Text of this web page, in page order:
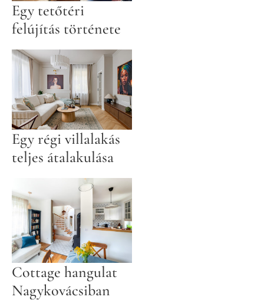
Egy tetőtéri
felújítás története
Egy régi villalakás
teljes átalakulása
Cottage hangulat
Nagykovácsiban